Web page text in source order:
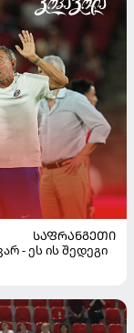
ᲡᲐᲤᲠᲐᲜᲒᲔᲗᲘ
- ეს ის შედეგი